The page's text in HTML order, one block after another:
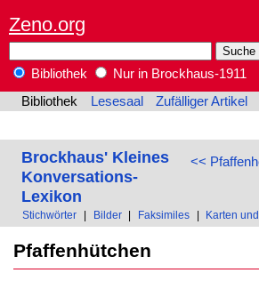
Zeno.org
Bibliothek
Nur in Brockhaus-1911
Bibliothek
Lesesaal Zufälliger Artikel
<<
Brockhaus' Kleines
Konversations-
Lexikon
Stichwörter Bilder Faksimiles Karten
Pfaffenhütchen